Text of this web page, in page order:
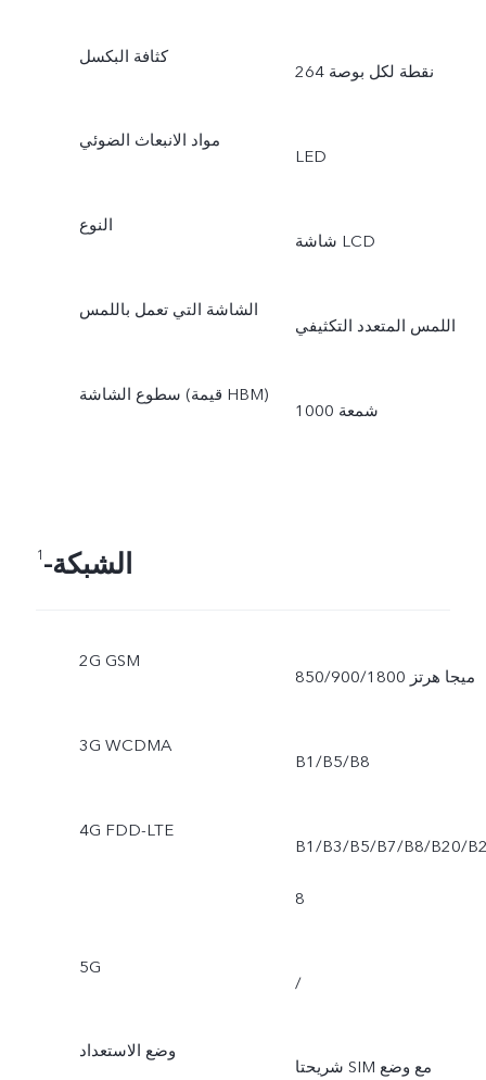
كثافة البكسل
264 نقطة لكل بوصة
مواد الانبعاث الضوئي
LED
النوع
شاشة LCD
الشاشة التي تعمل باللمس
اللمس المتعدد التكثيفي
سطوع الشاشة (قيمة HBM)
1000 شمعة
الشبكة-1
2G GSM
850/900/1800 ميجا هرتز
3G WCDMA
B1/B5/B8
4G FDD-LTE
B1/B3/B5/B7/B8/B20/
8
5G
/
وضع الاستعداد
شريحتا SIM مع وضع